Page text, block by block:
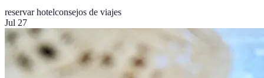
reservar hotelconsejos de viajes
Jul 27